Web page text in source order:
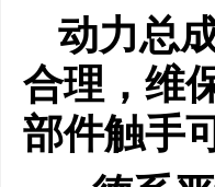
动力总
合理，维
部件触手